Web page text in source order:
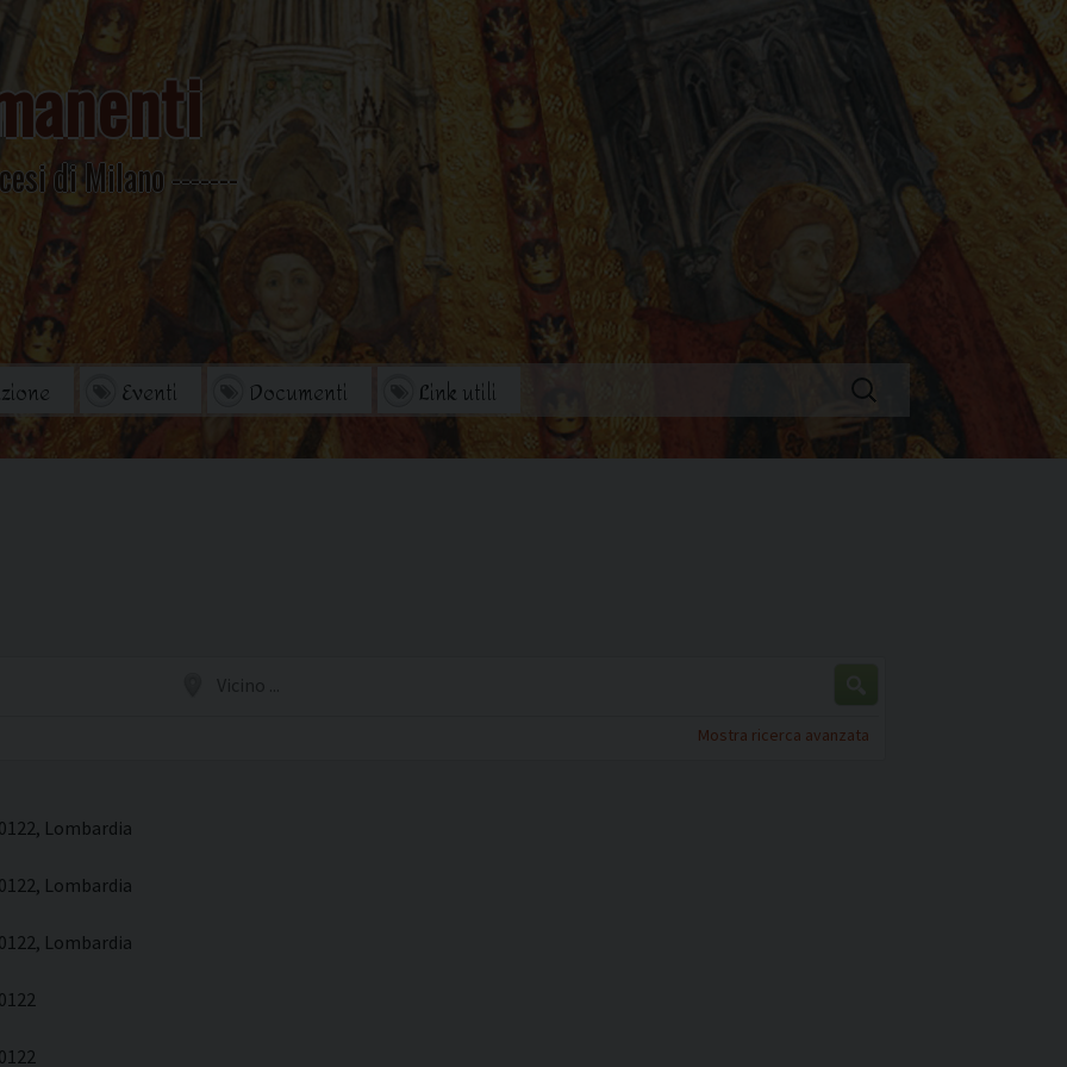
di Milano
Eventi
Documenti
Archivio Storico
Link utili
Ricerca
per:
Mostra ricerca avanzata
Lombardia
Lombardia
Lombardia